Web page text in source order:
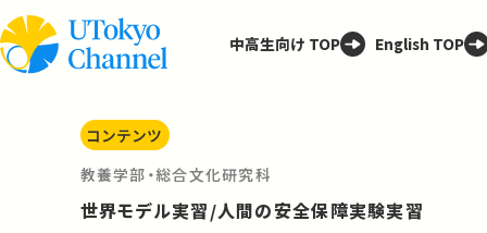
中高生向け TOP English TOP
コンテンツ
教養学部・総合文化研究科
世界モデル実習/人間の安全保障実験実習